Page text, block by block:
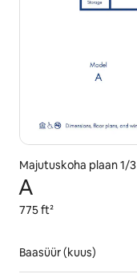
Majutuskoha plaan 1/3
A
775 ft²
Baasüür (kuus)